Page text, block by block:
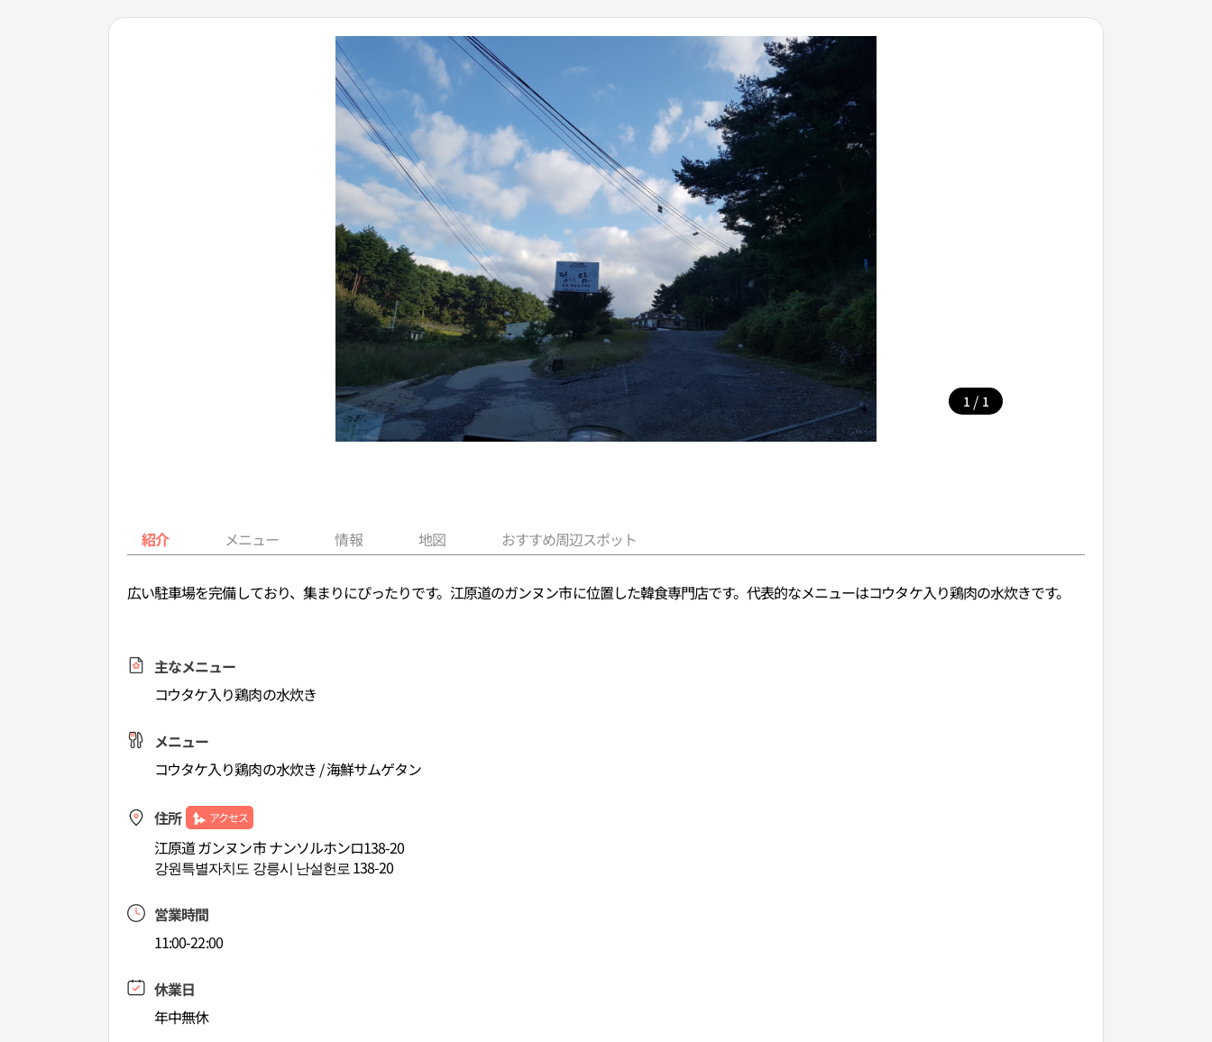
1 / 1
紹介 メニュー 情報 地図 おすすめ周辺スポット
広い駐車場を完備しており、集まりにぴったりです。江原道のガンヌン市に位置した韓食専門店です。代表的なメニューはコウタケ入り鶏肉の水炊きです。
主なメニュー
コウタケ入り鶏肉の水炊き
メニュー
コウタケ入り鶏肉の水炊き / 海鮮サムゲタン
住所 アクセス
江原道 ガンヌン市 ナンソルホンロ138-20
강원특별자치도 강릉시 난설헌로 138-20
営業時間
11:00-22:00
休業日
年中無休